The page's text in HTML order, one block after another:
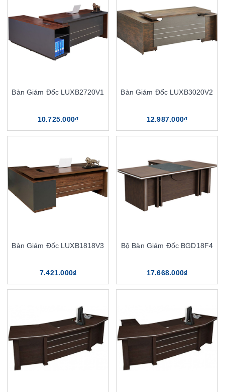
Bàn Giám Đốc LUXB2720V1
10.725.000₫
Bàn Giám Đốc LUXB3020V2
12.987.000₫
Bàn Giám Đốc LUXB1818V3
7.421.000₫
Bộ Bàn Giám Đốc BGD18F4
17.668.000₫